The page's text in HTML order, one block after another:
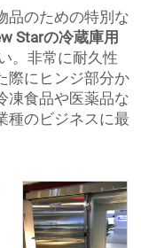
品のための特別な
Starの冷蔵庫用
。非常に耐久性
際にヒンジ部分か
凍食品や医薬品な
種のビジネスに最